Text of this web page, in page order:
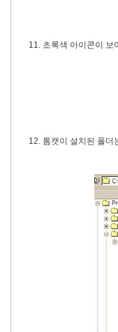
11. 초록색 아이콘이 보
12. 톰캣이 설치된 폴더